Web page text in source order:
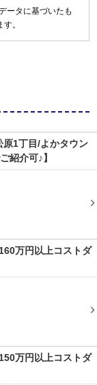
ータに基づいたも
。
1丁目/よかタウン
紹介可♪】
万円以上コストダ
万円以上コストダ